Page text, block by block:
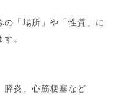
の「場所」や「性質」に
。
炎、心筋梗塞など